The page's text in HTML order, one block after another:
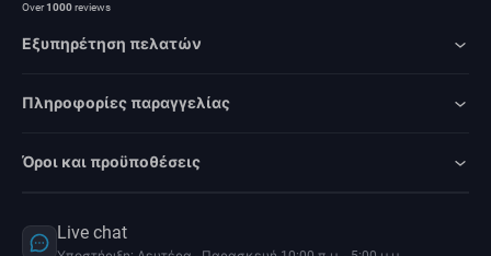
Over1000reviews
Εξυπηρέτηση πελατών
Πληροφορίες παραγγελίας
Όροι και προϋποθέσεις
Live chat